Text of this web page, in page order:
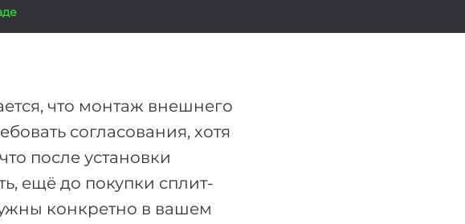
что монтаж внешнего
согласования, хотя
после установки
ещё до покупки сплит-
конкретно в вашем